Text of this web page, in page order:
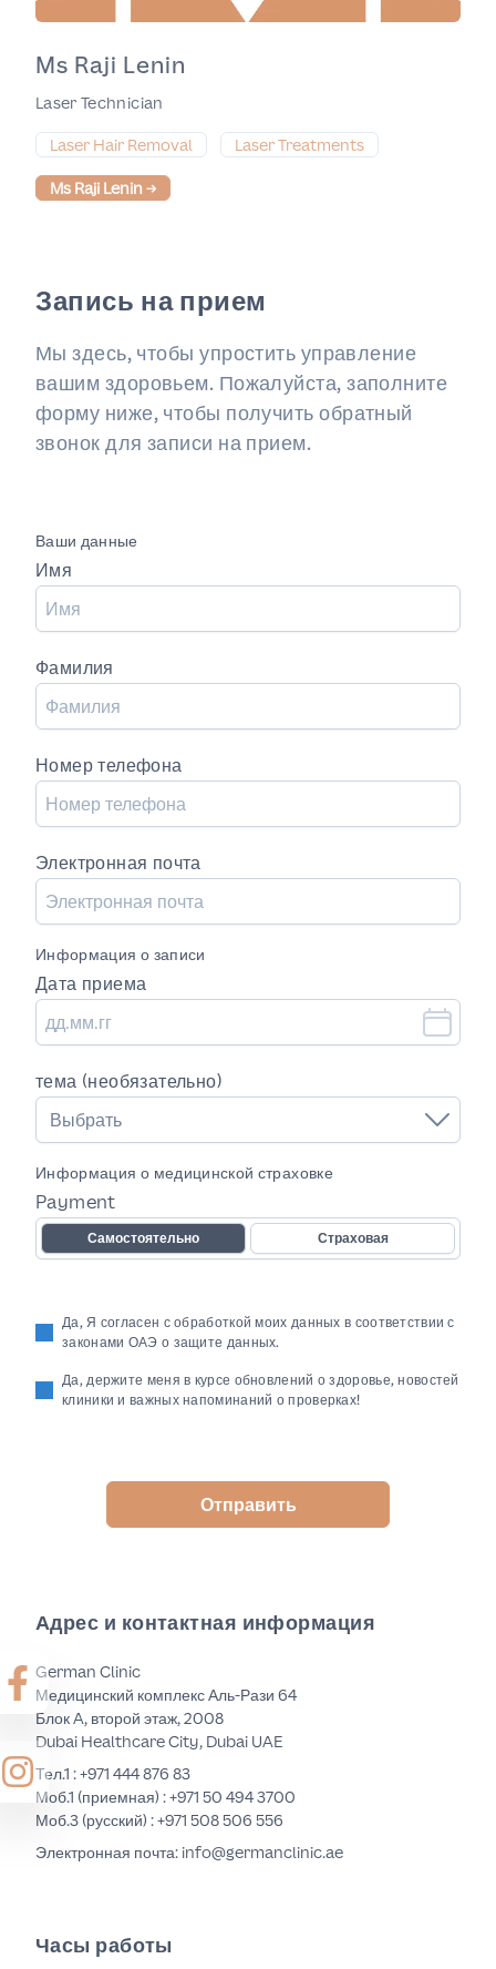
Ms Raji Lenin
Laser Technician
Laser Hair Removal
Laser Treatments
Ms Raji Lenin →
Запись на прием
Мы здесь, чтобы упростить управление
вашим здоровьем. Пожалуйста, заполните
форму ниже, чтобы получить обратный
звонок для записи на прием.
Ваши данные
Имя
Фамилия
Номер телефона
Электронная почта
Информация о записи
Дата приема
тема (необязательно)
Выбрать
Информация о медицинской страховке
Payment
Самостоятельно Страховая
Да, Я согласен с обработкой моих данных в соответствии с
законами ОАЭ о защите данных.
Да, держите меня в курсе обновлений о здоровье, новостей
клиники и важных напоминаний о проверках!
Отправить
Адрес и контактная информация
German Clinic
Медицинский комплекс Аль-Рази 64
Блок A, второй этаж, 2008
Dubai Healthcare City, Dubai UAE
Тел.1 :+971 444 876 83
Моб.1 (приемная) :+971 50 494 3700
Моб.3 (русский) :+971 508 506 556
Электронная почта: info@germanclinic.ae
Часы работы